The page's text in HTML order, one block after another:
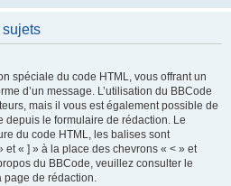
sujets
spéciale du code HTML, vous offrant un
d’un message. L’utilisation du BBCode
mais il vous est également possible de
depuis le formulaire de rédaction. Le
du code HTML, les balises sont
et « ] » à la place des chevrons « < » et
du BBCode, veuillez consulter le
page de rédaction.